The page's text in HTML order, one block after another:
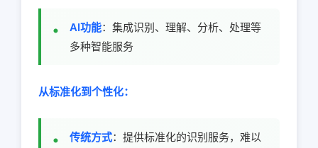
AI功能：集成识别、理解、分析、处理等
多种智能服务
从标准化到个性化：
传统方式：提供标准化的识别服务，难以